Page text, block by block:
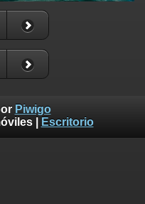
Piwigo
| Escritorio